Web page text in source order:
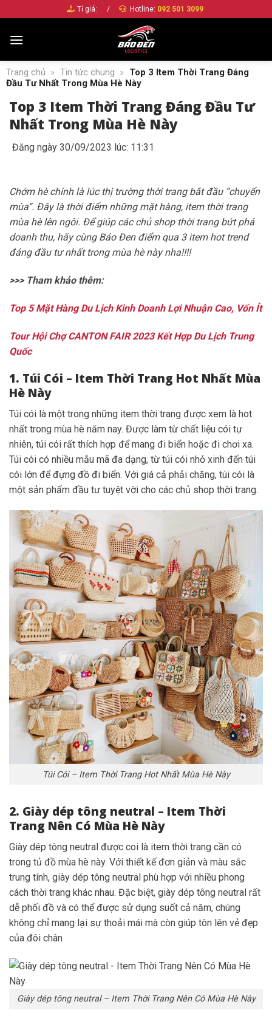
nội
Tỉ giá: / Hotline: 092 501 3099
Trang chủ » Tin tức chung »
Top 3 Item Thời Trang Đáng
Đầu Tư Nhất Trong Mùa Hè Này
Top 3 Item Thời Trang Đáng Đầu Tư
Nhất Trong Mùa Hè Này
Đăng ngày 30/09/2023 lúc: 11:31
Chớm hè chính là lúc thị trường thời trang bắt đầu “chuyển
mùa”. Đây là thời điểm những mặt hàng, item thời trang
mùa hè lên ngôi. Để giúp các chủ shop thời trang bứt phá
doanh thu, hãy cùng Báo Đen điểm qua 3 item hot trend
đáng đầu tư nhất trong mùa hè này nha!!!!
>>> Tham khảo thêm:
Top 5 Mặt Hàng Du Lịch Kinh Doanh Lợi Nhuận Cao, Vốn Ít
Tour Hội Chợ CANTON FAIR 2023 Kết Hợp Du Lịch Trung
Quốc
1. Túi Cói – Item Thời Trang Hot Nhất Mùa
Hè Này
Túi cói là một trong những item thời trang được xem là hot
nhất trong mùa hè năm nay. Được làm từ chất liệu cói tự
nhiên, túi cói rất thích hợp để mang đi biển hoặc đi chơi xa.
Túi cói có nhiều mẫu mã đa dạng, từ túi cói nhỏ xinh đến túi
cói lớn để đựng đồ đi biển. Với giá cả phải chăng, túi cói là
một sản phẩm đầu tư tuyệt vời cho các chủ shop thời trang.
Túi Cói – Item Thời Trang Hot Nhất Mùa Hè Này
2. Giày dép tông neutral – Item Thời
Trang Nên Có Mùa Hè Này
Giày dép tông neutral được coi là item thời trang cần có
trong tủ đồ mùa hè này. Với thiết kế đơn giản và màu sắc
trung tính, giày dép tông neutral phù hợp với nhiều phong
cách thời trang khác nhau. Đặc biệt, giày dép tông neutral rất
dễ phối đồ và có thể được sử dụng suốt cả năm, chúng
không chỉ mang lại sự thoải mái mà còn giúp tôn lên vẻ đẹp
của đôi chân
Giày dép tông neutral – Item Thời Trang Nên Có Mùa Hè Này